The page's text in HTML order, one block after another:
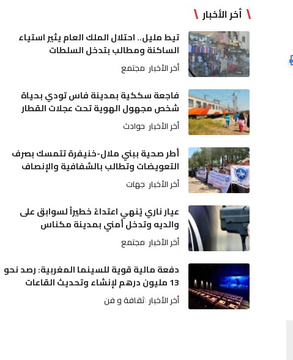
أخر الأخبار
تيط مليل.. احتلال الملك العام يثير استياء
الساكنة ومطالب بتدخل السلطات
أخر الأخبار مجتمع
فاجعة سككية بمدينة فاس تودي بحياة
شخص مجهول الهوية تحت عجلات القطار
أخر الأخبار حوادث
أطر صحية ببني ملال-خنيفرة تتمسك بصرف
التعويضات وتطالب بالشفافية والإنصاف
أخر الأخبار جهات
عيار ناري يُنهي اعتداءً خطيراً لسوابق على
والديه وتدخل أمني بمدينة مكناس
أخر الأخبار مجتمع
دفعة مالية قوية للسينما المغربية: رصد نحو
13 مليون درهم لإنشاء وتحديث القاعات
أخر الأخبار ثقافة و فن